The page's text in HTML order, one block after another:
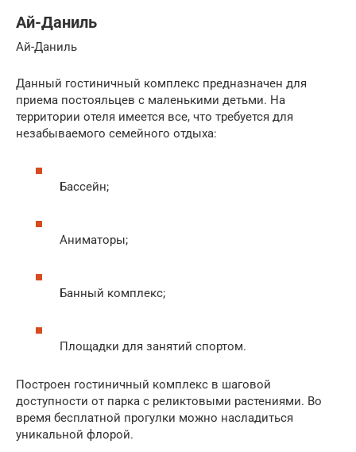
Ай-Даниль
Ай-Даниль
Данный гостиничный комплекс предназначен для
приема постояльцев с маленькими детьми. На
территории отеля имеется все, что требуется для
незабываемого семейного отдыха:
Бассейн;
Аниматоры;
Банный комплекс;
Площадки для занятий спортом.
Построен гостиничный комплекс в шаговой
доступности от парка с реликтовыми растениями. Во
время бесплатной прогулки можно насладиться
уникальной флорой.